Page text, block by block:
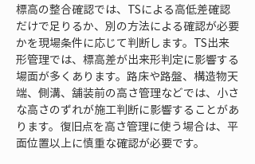
標高の整合確認では、TSによる高低差確認
だけで足りるか、別の方法による確認が必要
かを現場条件に応じて判断します。TS出来
形管理では、標高差が出来形判定に影響する
場面が多くあります。路床や路盤、構造物天
端、側溝、舗装前の高さ管理などでは、小さ
な高さのずれが施工判断に影響することがあ
ります。復旧点を高さ管理に使う場合は、平
面位置以上に慎重な確認が必要です。